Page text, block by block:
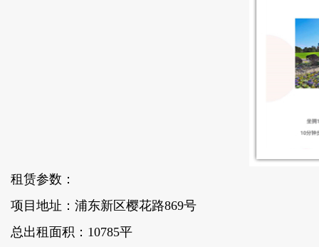
租赁参数：
项目地址：浦东新区樱花路869号
总出租面积：10785平